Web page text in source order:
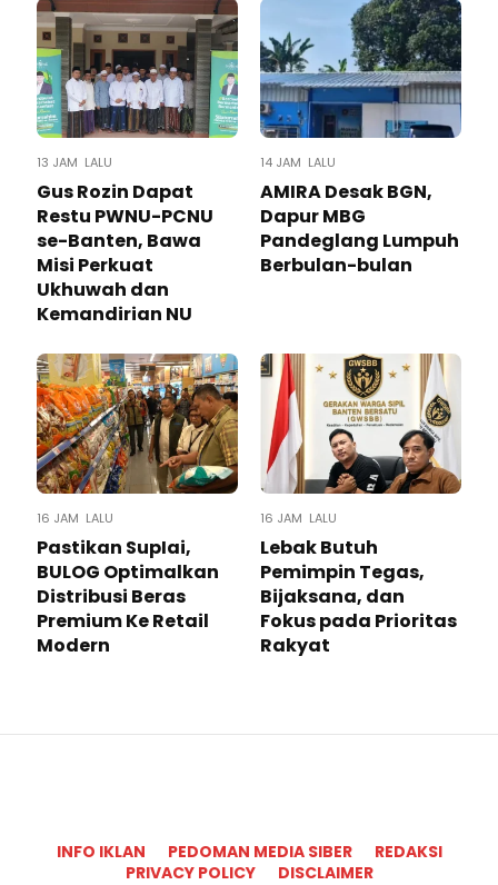
13 JAM LALU
Gus Rozin Dapat
Restu PWNU-PCNU
se-Banten, Bawa
Misi Perkuat
Ukhuwah dan
Kemandirian NU
14 JAM LALU
AMIRA Desak BGN,
Dapur MBG
Pandeglang Lumpuh
Berbulan-bulan
16 JAM LALU
Pastikan SupIai,
BULOG Optimalkan
Distribusi Beras
Premium Ke Retail
Modern
16 JAM LALU
Lebak Butuh
Pemimpin Tegas,
Bijaksana, dan
Fokus pada Prioritas
Rakyat
INFO IKLAN PEDOMAN MEDIA SIBER
REDAKSI
PRIVACY POLICY
DISCLAIMER